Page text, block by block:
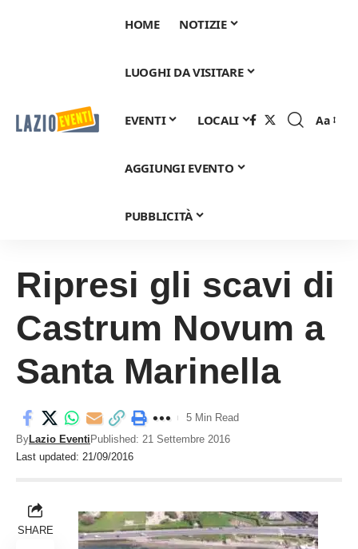
HOME NOTIZIE
LUOGHI DA VISITARE
EVENTI LOCALI
AGGIUNGI EVENTO
PUBBLICITÀ
Font
Aa
Ripresi gli scavi di
Castrum Novum a
Santa Marinella
Last updated: 21/09/2016
ByLazio Eventi Published: 21 Settembre 2016
5 Min Read
SHARE